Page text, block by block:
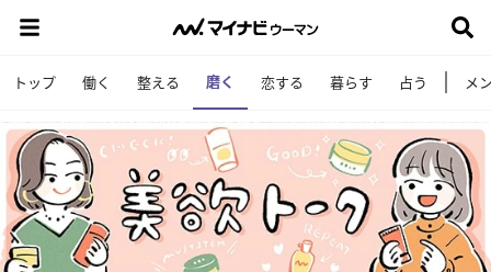
トップ 働く 整える 磨く 恋する 暮らす 占う メ